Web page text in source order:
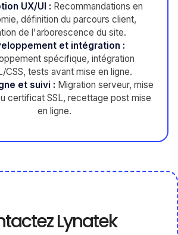
UX/UI : Recommandations en
définition du parcours client,
de l'arborescence du site.
et intégration :
spécifique, intégration
CSS, tests avant mise en ligne.
et suivi : Migration serveur, mise
certificat SSL, recettage post mise
en ligne.
Lynatek